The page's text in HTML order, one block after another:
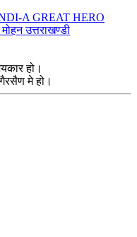
A GREAT HERO
उत्तराखण्डी
हो।
मे हो।